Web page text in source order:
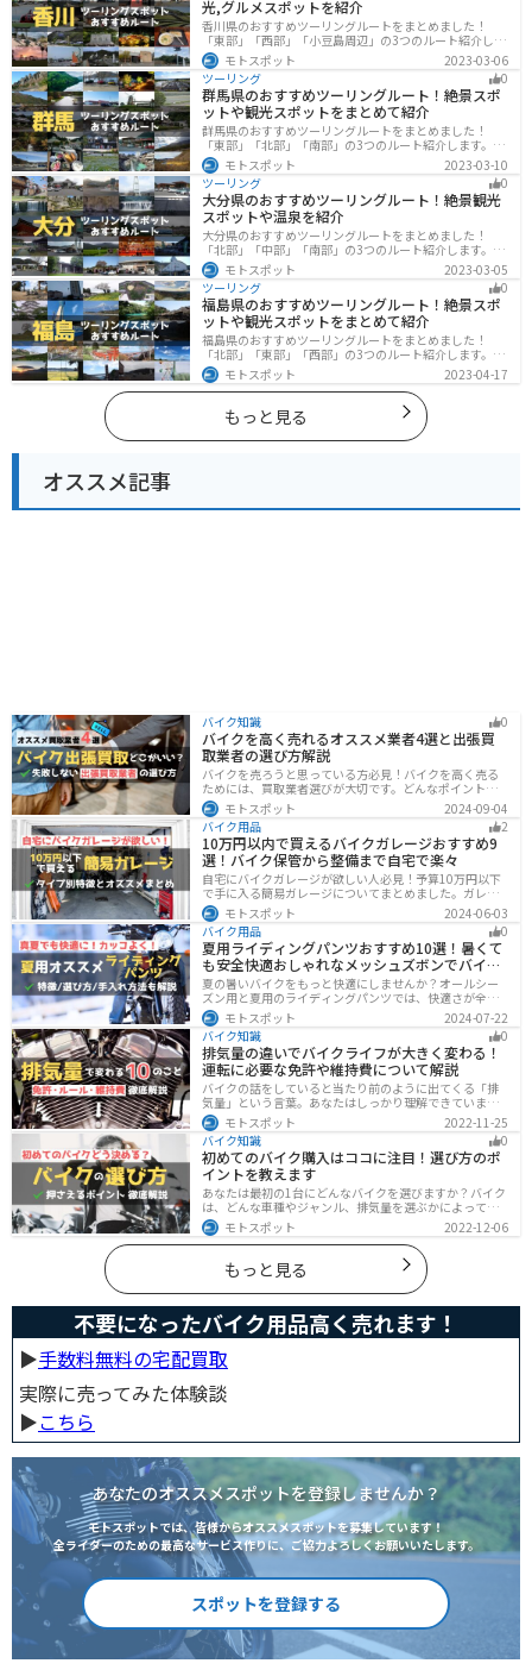
光,グルメスポットを紹介
香川県のおすすめツーリングルートをまとめました！
「東部」「西部」「小豆島周辺」の3つのルート紹介しま
す。自然豊かな山から海、絶品グルメを満喫するツーリ
ングができます。バイクで香川県にツーリングに行く際
は参考にしてください。
モトスポット
2023-03-06
ツーリング
0
群馬県のおすすめツーリングルート！絶景スポ
ットや観光スポットをまとめて紹介
群馬県のおすすめツーリングルートをまとめました！
「東部」「北部」「南部」の3つのルート紹介します。草
津温泉や伊香保温泉など全国でも有名な温泉や豊かな自
然を満喫するツーリングができます。バイクで群馬県に
ツーリングに行く際は参考にしてください。
モトスポット
2023-03-10
ツーリング
0
大分県のおすすめツーリングルート！絶景観光
スポットや温泉を紹介
大分県のおすすめツーリングルートをまとめました！
「北部」「中部」「南部」の3つのルート紹介します。阿
蘇の雄大な自然を満喫できるスポットや温泉を満喫する
ツーリングができます。バイクで大分県にツーリングに
行く際は参考にしてください。
モトスポット
2023-03-05
ツーリング
0
福島県のおすすめツーリングルート！絶景スポ
ットや観光スポットをまとめて紹介
福島県のおすすめツーリングルートをまとめました！
「北部」「東部」「西部」の3つのルート紹介します。内
陸部には山々が連なり、海岸線は太平洋に面してるので
観光スポットが多数あります。バイクで福島県にツーリ
ングに行く際は参考にしてください。
モトスポット 2023-04-17
もっと見る
オススメ記事
バイク知識 0
バイクを高く売れるオススメ業者4選と出張買
取業者の選び方解説
バイクを売ろうと思っている方必見！バイクを高く売る
ためには、買取業者選びが大切です。どんなポイントで
業者を選べばいいのか見るべきポイントを7つまとめまし
た。また、買取実績が豊富なオススメの買取業者を4つを
厳選・解説します。
モトスポット
2024-09-04
バイク用品
2
10万円以内で買えるバイクガレージおすすめ9
選！バイク保管から整備まで自宅で楽々
自宅にバイクガレージが欲しい人必見！予算10万円以下
で手に入る簡易ガレージについてまとめました。ガレー
ジの種類やメリットデメリットからオススメ商品まで徹
底解説しますので、自宅にセキュリティの高いバイク保
管庫や整備場所が欲しい方は参考にしてください。
モトスポット
2024-06-03
バイク用品
0
夏用ライディングパンツおすすめ10選！暑くて
も安全快適おしゃれなメッシュズボンでバイク
に乗ろう
夏の暑いバイクをもっと快適にしませんか？オールシー
ズン用と夏用のライディングパンツでは、快適さが全然
違います。生地の大半がメッシュ素材で作られた夏用で
は通気性・透湿性に優れており、熱気を逃しつつ汗をし
っかりと乾かしてくれます。そんな夏用ライディングパ
ンツの選び方や特徴オススメ商品をまとめました。
モトスポット
2024-07-22
バイク知識
0
排気量の違いでバイクライフが大きく変わる！
運転に必要な免許や維持費について解説
バイクの話をしていると当たり前のように出てくる「排
気量」という言葉。あなたはしっかり理解できています
か？ バイクはクルマと違い、排気量によって必要な免
許・走れる道路の区分・車検の有無などが細かく変わっ
てきます。これらはバイクライフに大きく関わるもので
すので、正しく理解しておきましょう。
モトスポット
2022-11-25
バイク知識
0
初めてのバイク購入はココに注目！選び方のポ
イントを教えます
あなたは最初の1台にどんなバイクを選びますか？バイク
は、どんな車種やジャンル、排気量を選ぶかによって今
後の楽しみ方が大きく変わるものなので、初めての愛車
選びはとても重要です。この記事ではそんなバイク選び
のオススメポイントをお伝えします。
モトスポット 2022-12-06
もっと見る
不要になったバイク用品高く売れます！
▶︎手数料無料の宅配買取
実際に売ってみた体験談
▶︎こちら
あなたのオススメスポットを登録しませんか？
モトスポットでは、皆様からオススメスポットを募集しています！
全ライダーのための最高なサービス作りに、ご協力よろしくお願いいたします。
スポットを登録する